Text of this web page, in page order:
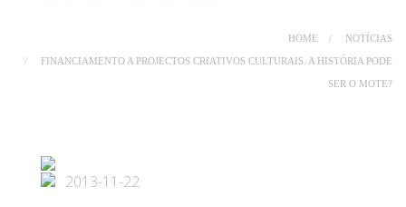
HOME NOTÍCIAS
FINANCIAMENTO A PROJECTOS CRIATIVOS CULTURAIS. A HISTÓRIA PODE
SER O MOTE?
2013-11-22